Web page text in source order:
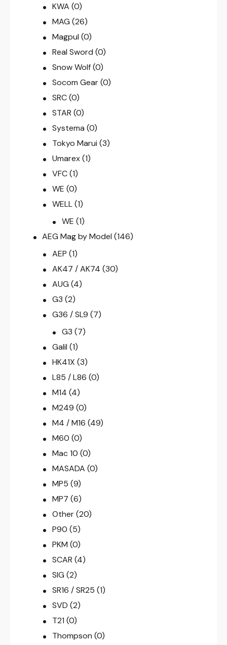
KWA (0)
MAG (26)
Magpul (0)
Real Sword (0)
Snow Wolf (0)
Socom Gear (0)
SRC (0)
STAR (0)
Systema (0)
Tokyo Marui (3)
Umarex (1)
VFC (1)
WE (0)
WELL (1)
WE (1)
AEG Mag by Model (146)
AEP (1)
AK47 / AK74 (30)
AUG (4)
G3 (2)
G36 / SL9 (7)
G3 (7)
Galil (1)
HK41X (3)
L85 / L86 (0)
M14 (4)
M249 (0)
M4 / M16 (49)
M60 (0)
Mac 10 (0)
MASADA (0)
MP5 (9)
MP7 (6)
Other (20)
P90 (5)
PKM (0)
SCAR (4)
SIG (2)
SR16 / SR25 (1)
SVD (2)
T21 (0)
Thompson (0)